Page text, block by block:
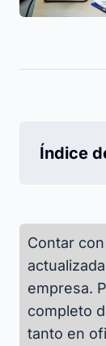
Índice
Contar
empresa.
completo
tanto en